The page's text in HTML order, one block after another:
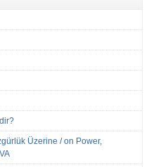
Üzerine / on Power,